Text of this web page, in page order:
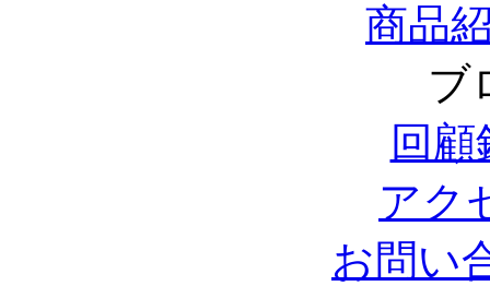
商品
ブ
回顧
アク
お問い